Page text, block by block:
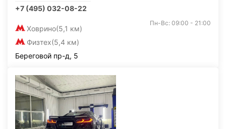
+7 (495) 032-08-22
Ховрино(5,1 км)
Физтех(5,4 км)
Пн-Вс: 09:00 - 21:00
Береговой пр-д, 5